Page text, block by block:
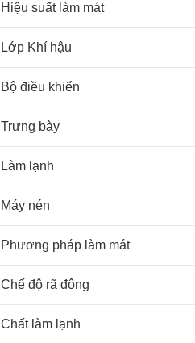
Hiệu suất làm mát
Lớp Khí hậu
Bộ điều khiển
Trưng bày
Làm lạnh
Máy nén
Phương pháp làm mát
Chế độ rã đông
Chất làm lạnh